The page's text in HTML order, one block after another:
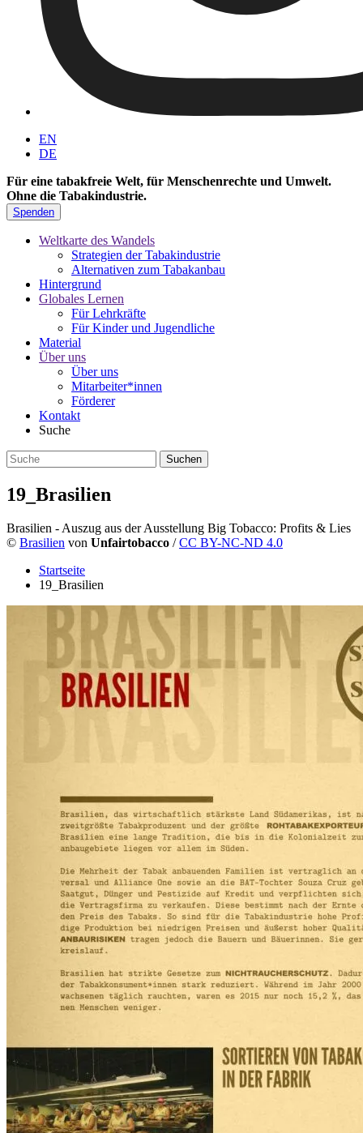
EN
DE
Für eine tabakfreie Welt, für Menschenrechte und Umwelt.
Ohne die Tabakindustrie.
Spenden
Weltkarte des Wandels
Strategien der Tabakindustrie
Alternativen zum Tabakanbau
Hintergrund
Globales Lernen
Für Lehrkräfte
Für Kinder und Jugendliche
Material
Über uns
Über uns
Mitarbeiter*innen
Förderer
Kontakt
Suche
19_Brasilien
Brasilien - Auszug aus der Ausstellung Big Tobacco: Profits & Lies
© Brasilien von Unfairtobacco /CC BY-NC-ND 4.0
Startseite
19_Brasilien